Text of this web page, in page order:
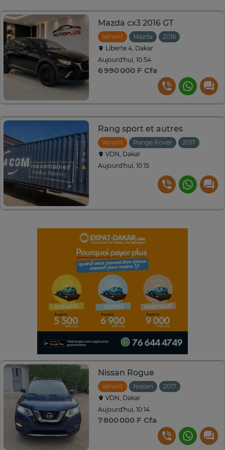
Mazda cx3 2016 GT
Venant Mazda 2016
Liberte 4, Dakar
Aujourd'hui, 10:54
6 990 000 F Cfa
Rang sport et autres
Venant Range Rover
2017
VDN, Dakar
Aujourd'hui, 10:15
Nissan Rogue
Venant Nissan 2017
VDN, Dakar
Aujourd'hui, 10:14
7 800 000 F Cfa